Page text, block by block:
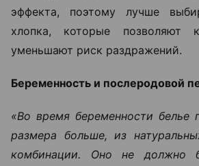
эффекта, поэтому лучше
хлопка, которые
уменьшают риск раздражений.
Беременность и послеродовой
«Во время беременности белье
размера больше, из
комбинации. Оно не должно